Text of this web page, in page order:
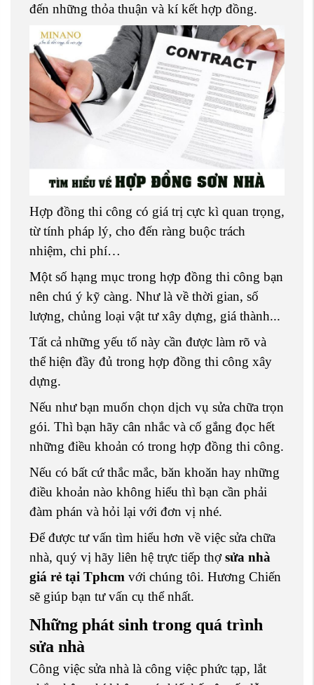
đến những thỏa thuận và kí kết hợp đồng.
Hợp đồng thi công có giá trị cực kì quan trọng,
từ tính pháp lý, cho đến ràng buộc trách
nhiệm, chi phí…
Một số hạng mục trong hợp đồng thi công bạn
nên chú ý kỹ càng. Như là về thời gian, số
lượng, chủng loại vật tư xây dựng, giá thành...
Tất cả những yếu tố này cần được làm rõ và
thể hiện đầy đủ trong hợp đồng thi công xây
dựng.
Nếu như bạn muốn chọn dịch vụ sửa chữa trọn
gói. Thì bạn hãy cân nhắc và cố gắng đọc hết
những điều khoản có trong hợp đồng thi công.
Nếu có bất cứ thắc mắc, băn khoăn hay những
điều khoản nào không hiểu thì bạn cần phải
đàm phán và hỏi lại với đơn vị nhé.
Để được tư vấn tìm hiểu hơn về việc sửa chữa
nhà, quý vị hãy liên hệ trực tiếp thợsửa nhà
giá rẻ tại Tphcm với chúng tôi. Hương Chiến
sẽ giúp bạn tư vấn cụ thể nhất.
Những phát sinh trong quá trình
sửa nhà
Công việc sửa nhà là công việc phức tạp, lắt